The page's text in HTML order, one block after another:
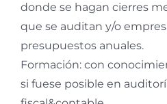
donde se hagan cierres
que se auditan y/o
presupuestos anuales.
Formación: con
si fuese posible en